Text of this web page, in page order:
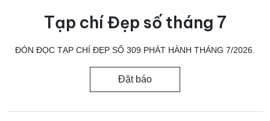
Tạp chí Đẹp số tháng 7
ĐÓN ĐỌC TẠP CHÍ ĐẸP SỐ 309 PHÁT HÀNH THÁNG 7/2026.
Đặt báo